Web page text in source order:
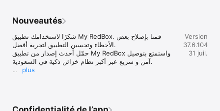
Nouveautés
شكرًا لاستخدامك تطبيق My RedBox. قمنا بإصلاح بعض
الأخطاء وتحسين التطبيق لتجربة أفضل.
حمّل أحدث إصدار من تطبيق My RedBox واستمتع بتوصيل
آمن و سريع عبر أكبر نظام خزائن ذكية في السعودية.
plus
Version
37.6.104
31 juil.